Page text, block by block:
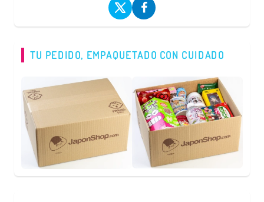
TU PEDIDO, EMPAQUETADO CON CUIDADO